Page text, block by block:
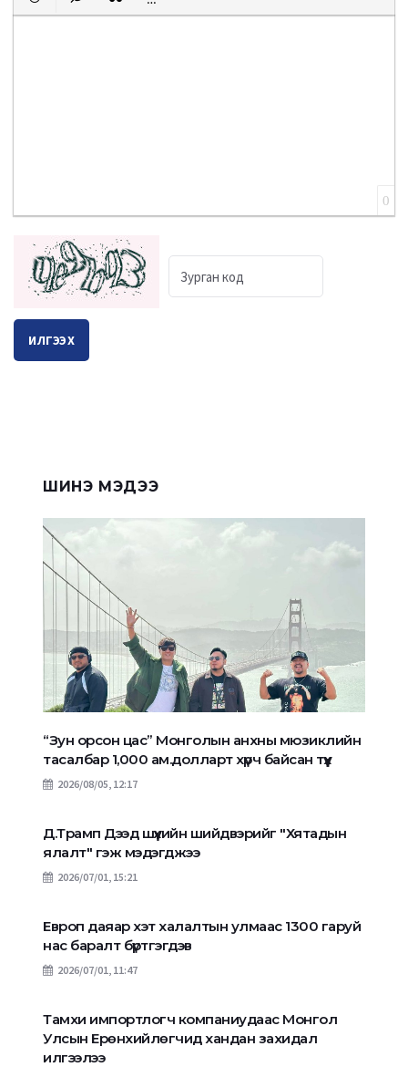
EmoticonsInsert hidden text
Insert QuoteInsert spoiler
0
ИЛГЭЭХ
ШИНЭ МЭДЭЭ
“Зун орсон цас” Монголын анхны мюзиклийн
тасалбар 1,000 ам.долларт хүрч байсан түүх
2026/08/05, 12:17
Д.Трамп Дээд шүүхийн шийдвэрийг "Хятадын
ялалт" гэж мэдэгджээ
2026/07/01, 15:21
Европ даяар хэт халалтын улмаас 1300 гаруй
нас баралт бүртгэгдэв
2026/07/01, 11:47
Тамхи импортлогч компаниудаас Монгол
Улсын Ерөнхийлөгчид хандан захидал
илгээлээ